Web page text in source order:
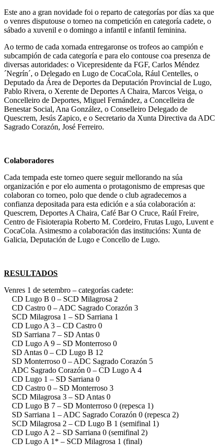
Este ano a gran novidade foi o reparto de categorías por días xa que
o venres disputouse o torneo na competición en categoría cadete, o
sábado a xuvenil e o domingo a infantil e infantil feminina.
Ao termo de cada xornada entregaronse os trofeos ao campión e
subcampión de cada categoría e para elo contouse coa presenza de
diversas autoridades: o Vicepresidente da FGF, Carlos Méndez
´Negrín´, o Delegado en Lugo de CocaCola, Rául Centelles, o
Deputado da Área de Deportes da Deputación Provincial de Lugo,
Pablo Rivera, o Xerente de Deportes A Chaira, Marcos Veiga, o
Concelleiro de Deportes, Miguel Fernández, a Concelleira de
Benestar Social, Ana González, o Conselleiro Delegado de
Quescrem, Jesús Zapico, e o Secretario da Xunta Directiva da ADC
Sagrado Corazón, José Ferreiro.
Colaboradores
Cada tempada este torneo quere seguir mellorando na súa
organización e por elo aumenta o protagonismo de empresas que
colaboran co torneo, polo que dende o club agradecemos a
confianza depositada para esta edición e a súa colaboración a:
Quescrem, Deportes A Chaira, Café Bar O Cruce, Raúl Freire,
Centro de Fisioterapia Roberto M. Cordeiro, Frutas Lugo, Luvent e
CocaCola. Asimesmo a colaboración das institucións: Xunta de
Galicia, Deputación de Lugo e Concello de Lugo.
RESULTADOS
Venres 1 de setembro – categorías cadete:
CD Lugo B 0 – SCD Milagrosa 2
CD Castro 0 – ADC Sagrado Corazón 3
SCD Milagrosa 1 – SD Sarriana 1
CD Lugo A 3 – CD Castro 0
SD Sarriana 7 – SD Antas 0
CD Lugo A 9 – SD Monterroso 0
SD Antas 0 – CD Lugo B 12
SD Monterroso 0 – ADC Sagrado Corazón 5
ADC Sagrado Corazón 0 – CD Lugo A 4
CD Lugo 1 – SD Sarriana 0
CD Castro 0 – SD Monterroso 3
SCD Milagrosa 3 – SD Antas 0
CD Lugo B 7 – SD Monterroso 0 (repesca 1)
SD Sarriana 1 – ADC Sagrado Corazón 0 (repesca 2)
SCD Milagrosa 2 – CD Lugo B 1 (semifinal 1)
CD Lugo A 2 – SD Sarriana 0 (semifinal 2)
CD Lugo A 1* – SCD Milagrosa 1 (final)